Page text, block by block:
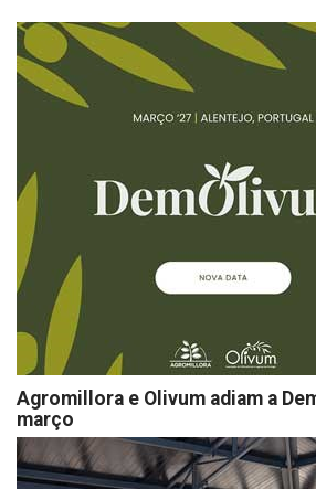
Agromillora e Olivum adiam a
março